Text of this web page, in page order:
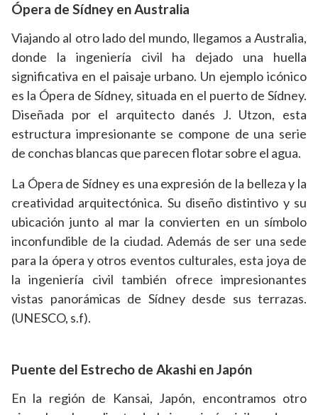
Ópera de Sídney en Australia
Viajando al otro lado del mundo, llegamos a Australia,
donde la ingeniería civil ha dejado una huella
significativa en el paisaje urbano. Un ejemplo icónico
es la Ópera de Sídney, situada en el puerto de Sídney.
Diseñada por el arquitecto danés J. Utzon, esta
estructura impresionante se compone de una serie
de conchas blancas que parecen flotar sobre el agua.
La Ópera de Sídney es una expresión de la belleza y la
creatividad arquitectónica. Su diseño distintivo y su
ubicación junto al mar la convierten en un símbolo
inconfundible de la ciudad. Además de ser una sede
para la ópera y otros eventos culturales, esta joya de
la ingeniería civil también ofrece impresionantes
vistas panorámicas de Sídney desde sus terrazas.
(UNESCO, s.f).
Puente del Estrecho de Akashi en Japón
En la región de Kansai, Japón, encontramos otro